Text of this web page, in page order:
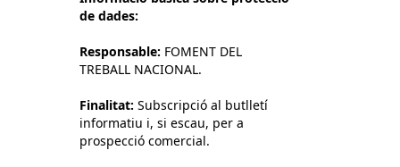
de dades:
Responsable: FOMENT DEL
TREBALL NACIONAL.
Finalitat: Subscripció al butlletí
informatiu i, si escau, per a
prospecció comercial.